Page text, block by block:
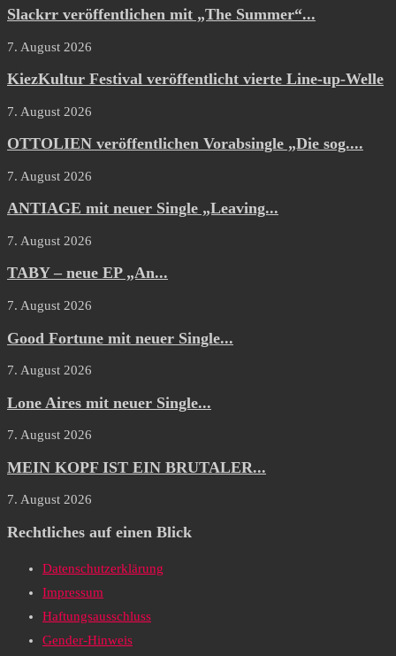
Slackrr veröffentlichen mit „The Summer“...
7. August 2026
KiezKultur Festival veröffentlicht vierte Line-up-Welle
7. August 2026
OTTOLIEN veröffentlichen Vorabsingle „Die sog....
7. August 2026
ANTIAGE mit neuer Single „Leaving...
7. August 2026
TABY – neue EP „An...
7. August 2026
Good Fortune mit neuer Single...
7. August 2026
Lone Aires mit neuer Single...
7. August 2026
MEIN KOPF IST EIN BRUTALER...
7. August 2026
Rechtliches auf einen Blick
Datenschutzerklärung
Impressum
Haftungsausschluss
Gender-Hinweis